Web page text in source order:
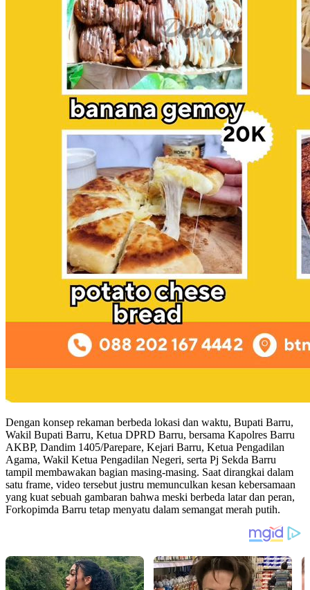
Dengan konsep rekaman berbeda lokasi dan waktu, Bupati Barru,
Wakil Bupati Barru, Ketua DPRD Barru, bersama Kapolres Barru
AKBP, Dandim 1405/Parepare, Kejari Barru, Ketua Pengadilan
Agama, Wakil Ketua Pengadilan Negeri, serta Pj Sekda Barru
tampil membawakan bagian masing-masing. Saat dirangkai dalam
satu frame, video tersebut justru memunculkan kesan kebersamaan
yang kuat sebuah gambaran bahwa meski berbeda latar dan peran,
Forkopimda Barru tetap menyatu dalam semangat merah putih.